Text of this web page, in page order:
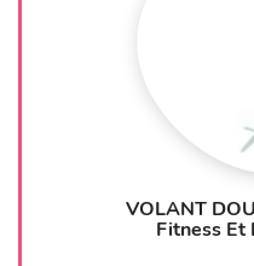
VOLANT
Fitness Et